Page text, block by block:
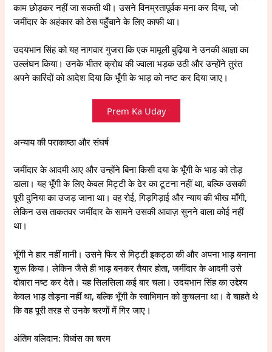
काम छोड़कर नहीं जा सकती थी। उसने विनम्रतापूर्वक मना कर दिया, जो
जमींदार के अहंकार को ठेस पहुँचाने के लिए काफी था।
उदयभान सिंह को यह नागवार गुजरा कि एक मामूली बुढ़िया ने उनकी आज्ञा का
उल्लंघन किया। उनके भीतर क्रोध की ज्वाला भड़क उठी और उन्होंने तुरंत
अपने कारिंदों को आदेश दिया कि भूँगी के भाड़ को नष्ट कर दिया जाए।
Prem Ka Uday
अन्याय की पराकाष्ठा और संघर्ष
जमींदार के आदमी आए और उन्होंने बिना किसी दया के भूँगी के भाड़ को तोड़
डाला। यह भूँगी के लिए केवल मिट्टी के ढेर का टूटना नहीं था, बल्कि उसकी
पूरी दुनिया का उजड़ जाना था। वह रोई, गिड़गिड़ाई और न्याय की भीख माँगी,
लेकिन उस ताकतवर जमींदार के सामने उसकी आवाज़ सुनने वाला कोई नहीं
था।
भूँगी ने हार नहीं मानी। उसने फिर से मिट्टी इकट्ठा की और अपना भाड़ बनाना
शुरू किया। लेकिन जैसे ही भाड़ बनकर तैयार होता, जमींदार के आदमी उसे
दोबारा नष्ट कर देते। यह सिलसिला कई बार चला। उदयभान सिंह का उद्देश्य
केवल भाड़ तोड़ना नहीं था, बल्कि भूँगी के स्वाभिमान को कुचलना था। वे चाहते थे
कि वह पूरी तरह से उनके चरणों में गिर जाए।
अंतिम बलिदान: विध्वंस का चरम